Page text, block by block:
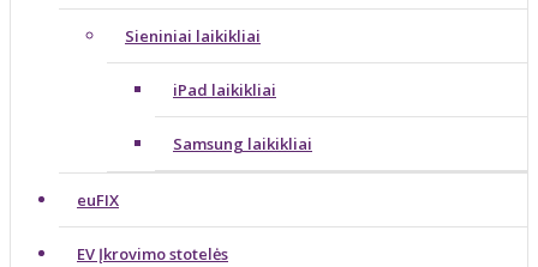
Sieniniai laikikliai
iPad laikikliai
Samsung laikikliai
euFIX
EV Įkrovimo stotelės